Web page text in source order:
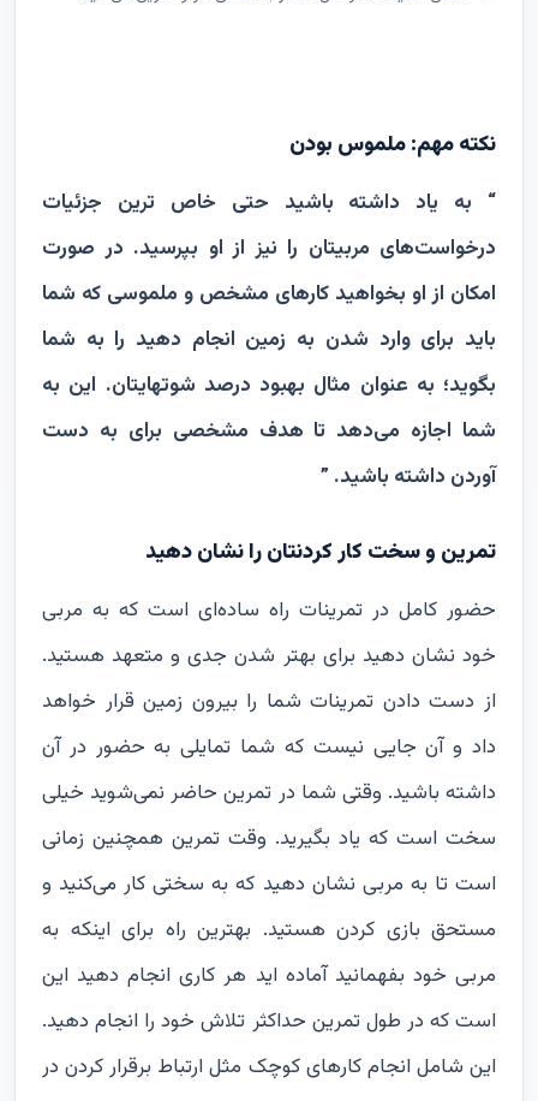
نکته مهم: ملموس بودن
“ به یاد داشته باشید حتی خاص ترین جزئیات
درخواست‌های مربیتان را نیز از او بپرسید. در صورت
امکان از او بخواهید کارهای مشخص و ملموسی که شما
باید برای وارد شدن به زمین انجام دهید را به شما
بگوید؛ به عنوان مثال بهبود درصد شوتهایتان. این به
شما اجازه می‌دهد تا هدف مشخصی برای به دست
آوردن داشته باشید. ”
تمرین و سخت کار کردنتان را نشان دهید
حضور کامل در تمرینات راه ساده‌ای است که به مربی
خود نشان دهید برای بهتر شدن جدی و متعهد هستید.
از دست دادن تمرینات شما را بیرون زمین قرار خواهد
داد و آن جایی نیست که شما تمایلی به حضور در آن
داشته باشید. وقتی شما در تمرین حاضر نمی‌شوید خیلی
سخت است که یاد بگیرید. وقت تمرین همچنین زمانی
است تا به مربی نشان دهید که به سختی کار می‌کنید و
مستحق بازی کردن هستید. بهترین راه برای اینکه به
مربی خود بفهمانید آماده اید هر کاری انجام دهید این
است که در طول تمرین حداکثر تلاش خود را انجام دهید.
این شامل انجام کارهای کوچک مثل ارتباط برقرار کردن در